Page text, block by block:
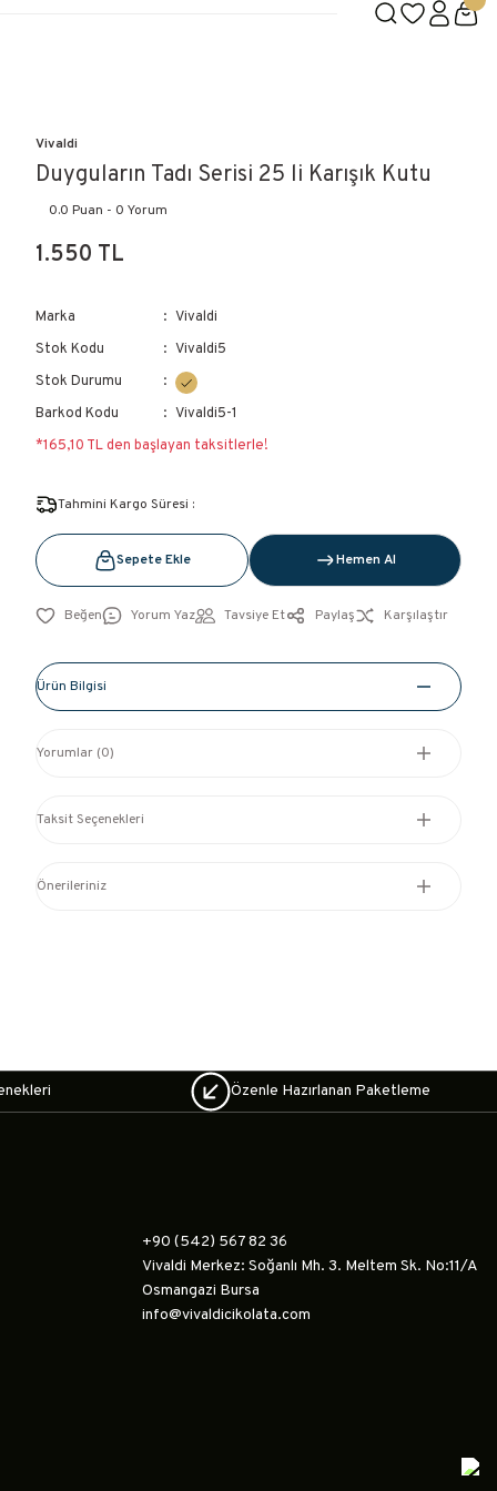
Vivaldi
Duyguların Tadı Serisi 25 li Karışık Kutu
0.0 Puan - 0 Yorum
1.550 TL
Marka
Vivaldi
Stok Kodu
Vivaldi5
Stok Durumu
Barkod Kodu
Vivaldi5-1
*165,10 TL den başlayan taksitlerle!
Tahmini Kargo Süresi :
Sepete Ekle Hemen Al
Yorum Yaz Tavsiye Et Paylaş Karşılaştır
Ürün Bilgisi
Yorumlar (0)
Taksit Seçenekleri
Önerileriniz
Özenle Hazırlanan Paketleme
+90 (542) 567 82 36
Vivaldi Merkez: Soğanlı Mh. 3. Meltem Sk. No:11/A
Osmangazi Bursa
info@vivaldicikolata.com